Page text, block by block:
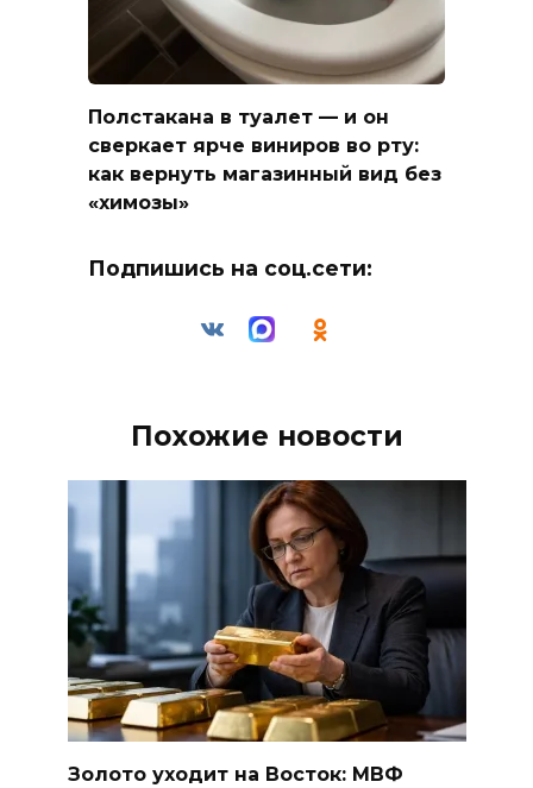
Полстакана в туалет — и он
сверкает ярче виниров во рту:
как вернуть магазинный вид без
«химозы»
Подпишись на соц.сети:
Похожие новости
Золото уходит на Восток: МВФ